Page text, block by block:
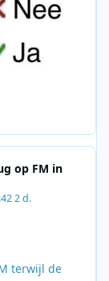
op FM in
2 d.
terwijl de